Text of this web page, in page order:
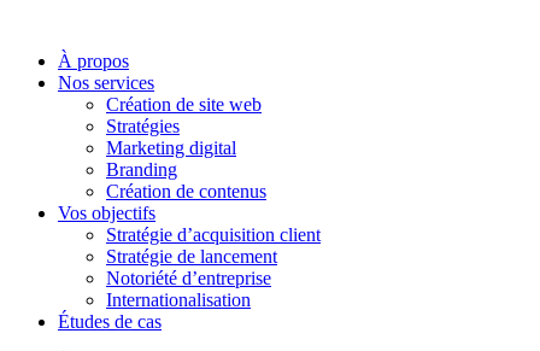
contenuÀ propos
Nos services
Création de site web
Stratégies
Marketing digital
Branding
Création de contenus
Vos objectifs
Stratégie d’acquisition client
Stratégie de lancement
Notoriété d’entreprise
Internationalisation
Études de cas